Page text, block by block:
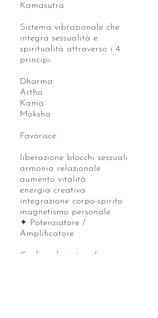
Kamasutra
Sistema vibrazionale che
integra sessualità e
spiritualità attraverso i 4
principi:
Dharma
Artha
Kama
Moksha
Favorisce:
liberazione blocchi sessuali
armonia relazionale
aumento vitalità
energia creativa
integrazione corpo-spirito
magnetismo personale.
✦ Potenziatore /
Amplificatore
Grafico che intensifica